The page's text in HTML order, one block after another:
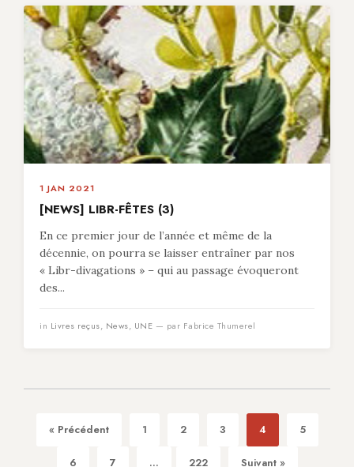
1 JAN 2021
[NEWS] LIBR-FÊTES (3)
En ce premier jour de l’année et même de la
décennie, on pourra se laisser entraîner par nos
« Libr-divagations » – qui au passage évoqueront
des...
in Livres reçus, News, UNE — par Fabrice Thumerel
« Précédent 1 2 3 4 5
6 7 ... 222 Suivant »